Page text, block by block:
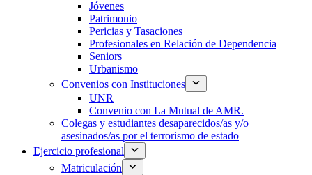
Jóvenes
Patrimonio
Pericias y Tasaciones
Profesionales en Relación de Dependencia
Seniors
Urbanismo
Convenios con Instituciones
UNR
Convenio con La Mutual de AMR.
Colegas y estudiantes desaparecidos/as y/o
asesinados/as por el terrorismo de estado
Ejercicio profesional
Matriculación